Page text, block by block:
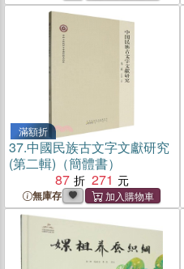
滿額折
37.中國民族古文字文獻研究
(第二輯)（簡體書）
87
271
無庫存